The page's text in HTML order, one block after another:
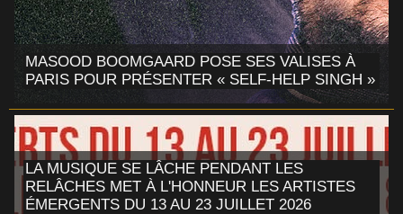
MASOOD BOOMGAARD POSE SES VALISES À
PARIS POUR PRÉSENTER « SELF-HELP SINGH »
LA MUSIQUE SE LÂCHE PENDANT LES
RELÂCHES MET À L'HONNEUR LES ARTISTES
ÉMERGENTS DU 13 AU 23 JUILLET 2026